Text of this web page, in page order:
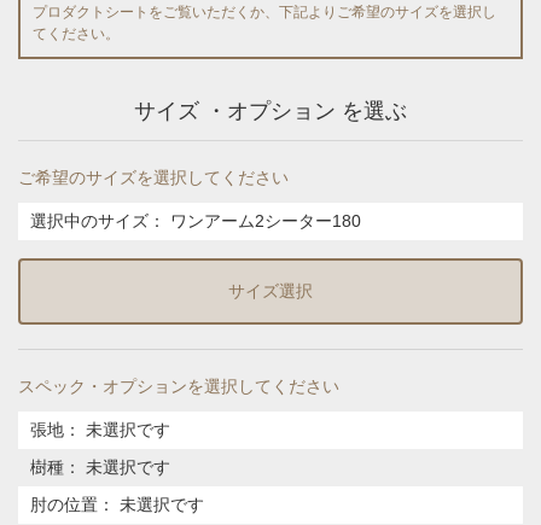
プロダクトシートをご覧いただくか、下記よりご希望のサイズを選択し
てください。
サイズ ・オプション を選ぶ
ご希望のサイズを選択してください
選択中のサイズ： ワンアーム2シーター180
サイズ選択
スペック・オプションを選択してください
張地 ：
未選択です
樹種 ：
未選択です
肘の位置 ：
未選択です